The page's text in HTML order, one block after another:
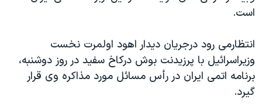
تریبونال مردمی آبان ۹۸
چهل سال گروگان‌گیری
قانون شفافیت دارائی کادر رهبری ایران
اعتراضات مردمی آبان ۹۸
است.
انتظارمی رود درجريان ديدار اهود اولمرت نخست
وزيراسرائيل با پرزيدنت بوش درکاخ سفيد در روز دوشنبه،
برنامه اتمی ايران در رأس مسائل مورد مذاکره وی قرار
گيرد.